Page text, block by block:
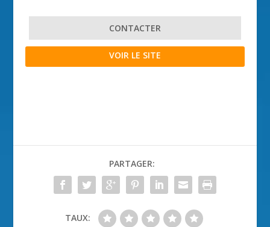
CONTACTER
VOIR LE SITE
PARTAGER:
TAUX: